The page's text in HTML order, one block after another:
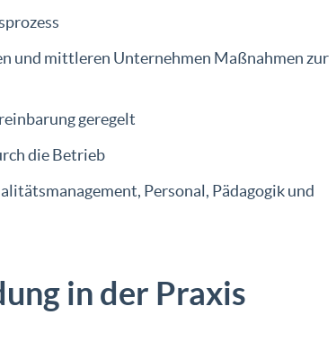
und mittleren Unternehmen Maßnahmen zur
geregelt
die Betrieb
Personal, Pädagogik und
in der Praxis